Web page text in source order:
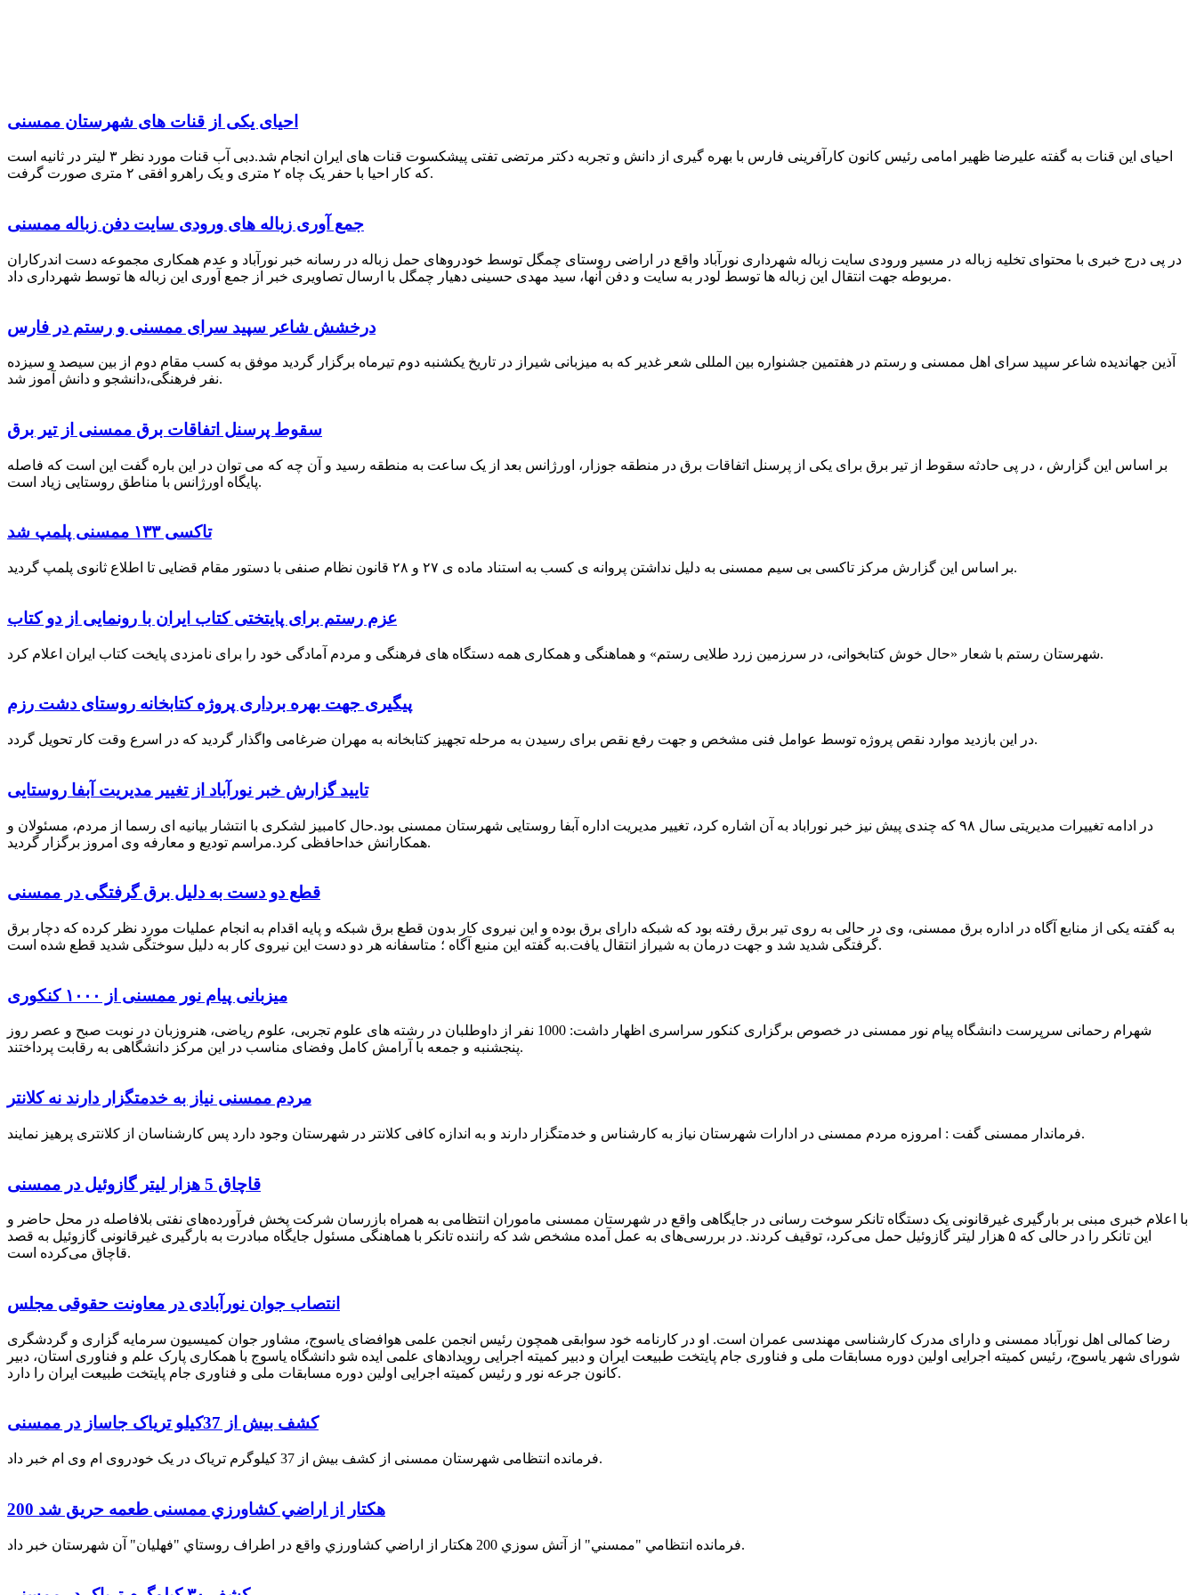
احیای یکی از قنات های شهرستان ممسنی
احیای این قنات به گفته علیرضا ظهیر امامی رئیس کانون کارآفرینی فارس با بهره گیری از دانش و تجربه دکتر مرتضی تفتی پیشکسوت قنات های ایران انجام شد.دبی آب قنات مورد نظر ۳ لیتر در ثانیه است
که کار احیا با حفر یک چاه ۲ متری و یک راهرو افقی ۲ متری صورت گرفت.
جمع آوری زباله های ورودی سایت دفن زباله ممسنی
در پی درج خبری با محتوای تخلیه زباله در مسیر ورودی سایت زباله شهرداری نورآباد واقع در اراضی روستای چمگل توسط خودروهای حمل زباله در رسانه خبر نورآباد و عدم همکاری مجموعه دست اندرکاران
مربوطه جهت انتقال این زباله ها توسط لودر به سایت و دفن آنها، سید مهدی حسینی دهیار چمگل با ارسال تصاویری خبر از جمع آوری این زباله ها توسط شهرداری داد.
درخشش شاعر سپید سرای ممسنی و رستم در فارس
آذین جهاندیده شاعر سپید سرای اهل ممسنی و رستم در هفتمین جشنواره بین المللی شعر غدیر که به میزبانی شیراز در تاریخ یکشنبه دوم تیرماه برگزار گردید موفق به کسب مقام دوم از بین سیصد و سیزده
نفر فرهنگی،دانشجو و دانش آموز شد.
سقوط پرسنل اتفاقات برق ممسنی از تیر برق
بر اساس این گزارش ، در پی حادثه سقوط از تیر برق برای یکی از پرسنل اتفاقات برق در منطقه جوزار، اورژانس بعد از یک ساعت به منطقه رسید و آن چه که می توان در این باره گفت این است که فاصله
پایگاه اورژانس با مناطق روستایی زیاد است.
تاکسی ۱۳۳ ممسنی پلمپ شد
بر اساس این گزارش مرکز تاکسی بی سیم ممسنی به دلیل نداشتن پروانه ی کسب به استناد ماده ی ۲۷ و ۲۸ قانون نظام صنفی با دستور مقام قضایی تا اطلاع ثانوی پلمپ گردید.
عزم رستم برای پایتختی کتاب ایران با رونمایی از دو کتاب
شهرستان رستم با شعار «حال خوش کتابخوانی، در سرزمین زرد طلایی رستم» و هماهنگی و همکاری همه دستگاه های فرهنگی و مردم آمادگی خود را برای نامزدی پایخت کتاب ایران اعلام کرد.
پیگیری جهت بهره برداری پروژه کتابخانه روستای دشت رزم
در این بازدید موارد نقص پروژه توسط عوامل فنی مشخص و جهت رفع نقص برای رسیدن به مرحله تجهیز کتابخانه به مهران ضرغامی واگذار گردید که در اسرع وقت کار تحویل گردد.
تایید گزارش خبر نورآباد از تغییر مدیریت آبفا روستایی
در ادامه تغییرات مدیریتی سال ۹۸ که چندی پیش نیز خبر نوراباد به آن اشاره کرد، تغییر مدیریت اداره آبفا روستایی شهرستان ممسنی بود.حال کامبیز لشکری با انتشار بیانیه ای رسما از مردم، مسئولان و
همکارانش خداحافظی کرد.مراسم تودیع و معارفه وی امروز برگزار گردید.
قطع دو دست به دلیل برق گرفتگی در ممسنی
به گفته یکی از منابع آگاه در اداره برق ممسنی، وی در حالی به روی تیر برق رفته بود که شبکه دارای برق بوده و این نیروی کار بدون قطع برق شبکه و پایه اقدام به انجام عملیات مورد نظر کرده که دچار برق
گرفتگی شدید شد و جهت درمان به شیراز انتقال یافت.به گفته این منبع آگاه ؛ متاسفانه هر دو دست این نیروی کار به دلیل سوختگی شدید قطع شده است.
میزبانی پیام نور ممسنی از ۱۰۰۰ کنکوری
شهرام رحمانی سرپرست دانشگاه پیام نور ممسنی در خصوص برگزاری کنکور سراسری اظهار داشت: 1000 نفر از داوطلبان در رشته های علوم تجربی، علوم ریاضی، هنروزبان در نوبت صبح و عصر روز
پنجشنبه و جمعه با آرامش کامل وفضای مناسب در این مرکز دانشگاهی به رقابت پرداختند.
مردم ممسنی نیاز به خدمتگزار دارند نه کلانتر
فرماندار ممسنی گفت : امروزه مردم ممسنی در ادارات شهرستان نیاز به کارشناس و خدمتگزار دارند و به اندازه کافی کلانتر در شهرستان وجود دارد پس کارشناسان از کلانتری پرهیز نمایند.
قاچاق 5 هزار لیتر گازوئیل در ممسنی
با اعلام خبری مبنی بر بارگیری غیرقانونی یک دستگاه تانکر سوخت رسانی در جایگاهی واقع در شهرستان ممسنی ماموران انتظامی به همراه بازرسان شرکت پخش فرآورده‌های نفتی بلافاصله در محل حاضر و
این تانکر را در حالی که ۵ هزار لیتر گازوئیل حمل می‌کرد، توقیف کردند. در بررسی‌های به عمل آمده مشخص شد که راننده تانکر با هماهنگی مسئول جایگاه مبادرت به بارگیری غیرقانونی گازوئیل به قصد
قاچاق می‌کرده است.
انتصاب جوان نورآبادی در معاونت حقوقی مجلس
رضا کمالی اهل نورآباد ممسنی و دارای مدرک کارشناسی مهندسی عمران است. او در کارنامه خود سوابقی همچون رئیس انجمن علمی هوافضای یاسوج، مشاور جوان کمیسیون سرمایه گزاری و گردشگری
شورای شهر یاسوج، رئیس کمیته اجرایی اولین دوره مسابقات ملی و فناوری جام پایتخت طبیعت ایران و دبیر کمیته اجرایی رویدادهای علمی ایده شو دانشگاه یاسوج با همکاری پارک علم و فناوری استان، دبیر
کانون جرعه نور و رئیس کمیته اجرایی اولین دوره مسابقات ملی و فناوری جام پایتخت طبیعت ایران را دارد.
کشف بیش از 37کیلو تریاک جاساز در ممسنی
فرمانده انتظامی شهرستان ممسنی از کشف بیش از 37 کیلوگرم تریاک در یک خودروی ام وی ام خبر داد.
200 هكتار از اراضي كشاورزي ممسنی طعمه حریق شد
فرمانده انتظامي "ممسني" از آتش سوزي 200 هكتار از اراضي كشاورزي واقع در اطراف روستاي "فهلیان" آن شهرستان خبر داد.